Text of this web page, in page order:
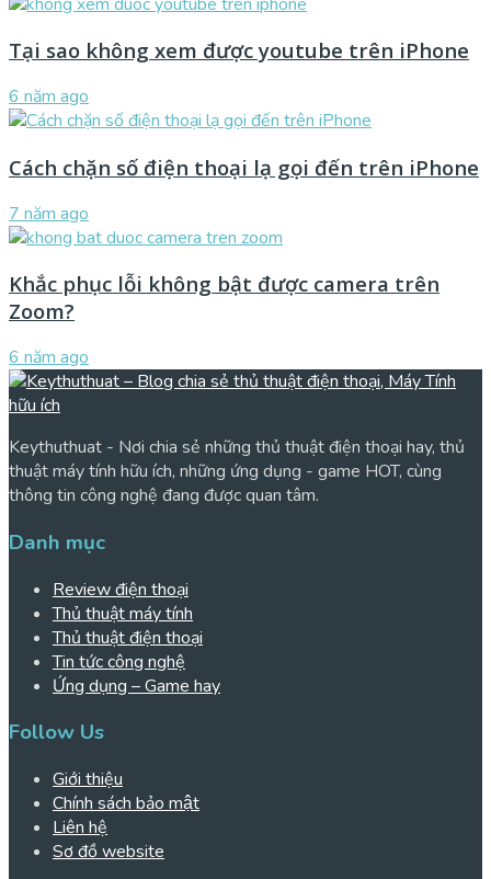
Tại sao không xem được youtube trên iPhone
6 năm ago
Cách chặn số điện thoại lạ gọi đến trên iPhone
7 năm ago
Khắc phục lỗi không bật được camera trên
Zoom?
6 năm ago
Keythuthuat - Nơi chia sẻ những thủ thuật điện thoại hay, thủ
thuật máy tính hữu ích, những ứng dụng - game HOT, cùng
thông tin công nghệ đang được quan tâm.
Danh mục
Review điện thoại
Thủ thuật máy tính
Thủ thuật điện thoại
Tin tức công nghệ
Ứng dụng – Game hay
Follow Us
Giới thiệu
Chính sách bảo mật
Liên hệ
Sơ đồ website